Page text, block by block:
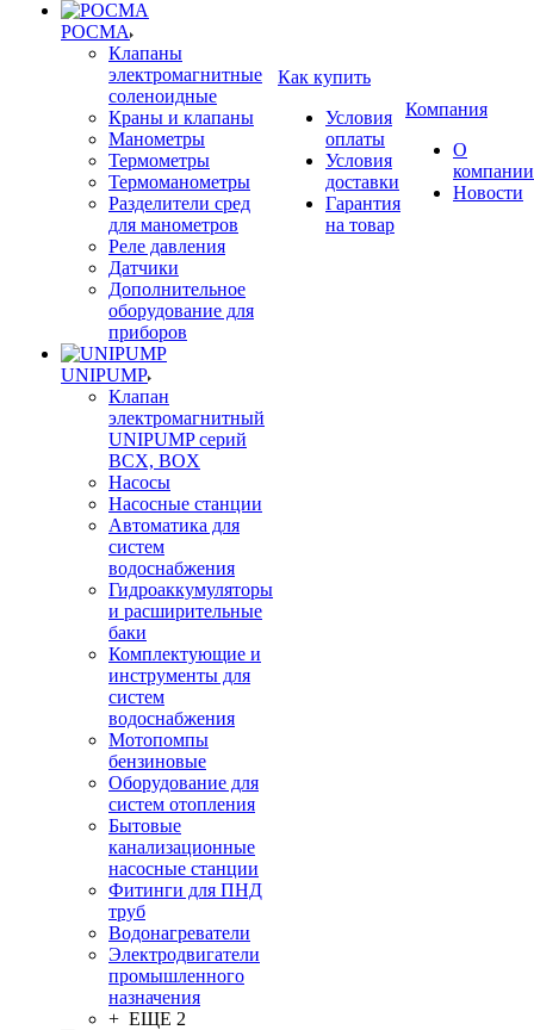
РОСМА
Клапаны
электромагнитные
соленоидные
Краны и клапаны
Манометры
Термометры
Термоманометры
Разделители сред
для манометров
Реле давления
Датчики
Дополнительное
оборудование для
приборов
UNIPUMP
Клапан
электромагнитный
UNIPUMP серий
BCX, BOX
Насосы
Насосные станции
Автоматика для
систем
водоснабжения
Гидроаккумуляторы
и расширительные
баки
Комплектующие и
инструменты для
систем
водоснабжения
Мотопомпы
бензиновые
Оборудование для
систем отопления
Бытовые
канализационные
насосные станции
Фитинги для ПНД
труб
Водонагреватели
Электродвигатели
промышленного
назначения
+ ЕЩЕ 2
Как купить
Условия
оплаты
Условия
доставки
Гарантия
на товар
Компания
О
компании
Новости